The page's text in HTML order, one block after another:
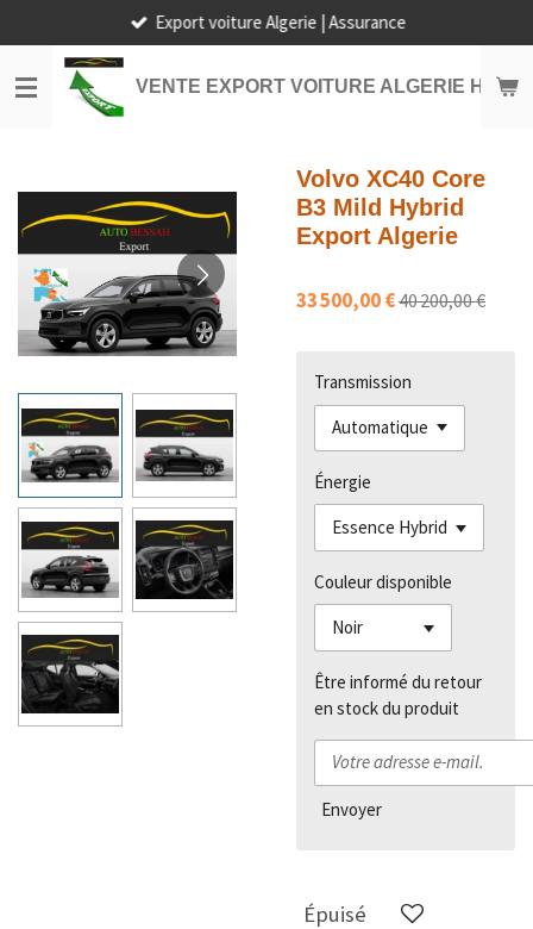
au
contenu
principal
VENTE EXPORT VOITURE ALGERIE HORS
Export voiture Algerie | Assurance
Volvo XC40 Core
B3 Mild Hybrid
Export Algerie
33 500,00 €40 200,00 €
Transmission
Énergie
Couleur disponible
Être informé du retour
en stock du produit
Envoyer
Épuisé